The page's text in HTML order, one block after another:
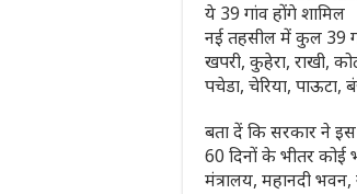
ये 39 गांव होंगे शामिल
नई तहसील में कुल 39
खपरी, कुहेरा, राखी,
पचेडा, चेरिया, पाऊटा,
बता दें कि सरकार ने इस
60 दिनों के भीतर कोई
मंत्रालय, महानदी